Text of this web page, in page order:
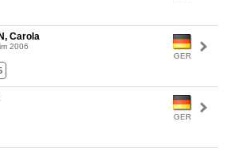
GER
Carola
2006
GER